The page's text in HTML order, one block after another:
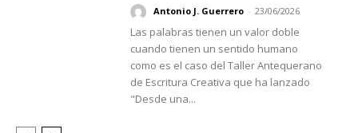
Antonio J. Guerrero - 23/06/2026
Las palabras tienen un valor doble
cuando tienen un sentido humano
como es el caso del Taller Antequerano
de Escritura Creativa que ha lanzado
"Desde una...